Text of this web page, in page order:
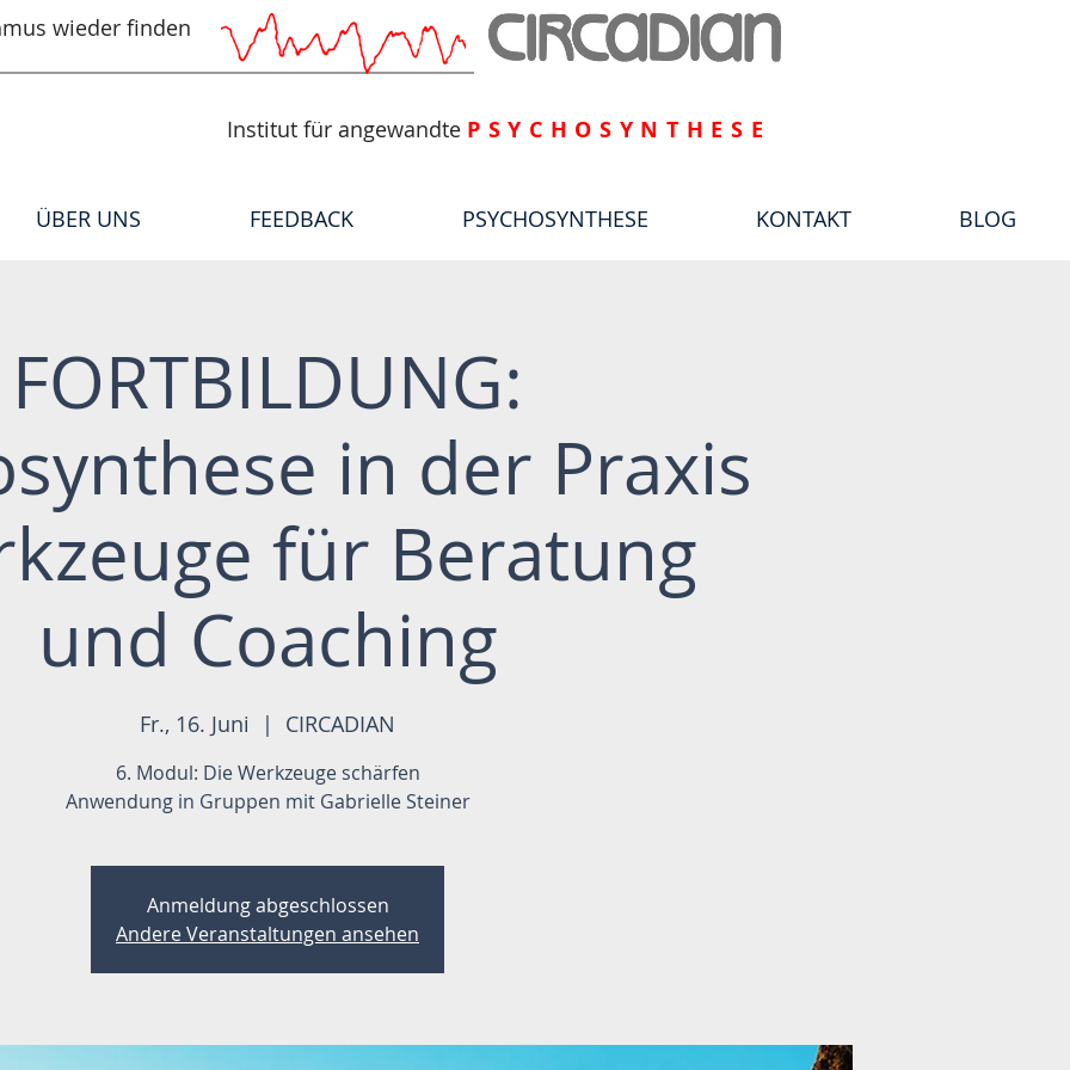
wieder finden
Institut für angewandte PSYCHOSYNTHESE
ÜBER UNS FEEDBACK PSYCHOSYNTHESE KONTAKT BLOG
FORTBILDUNG:
in der Praxis
für Beratung
und Coaching
Fr., 16. Juni
  |
CIRCADIAN
6. Modul: Die Werkzeuge schärfen
Anwendung in Gruppen mit Gabrielle Steiner
Anmeldung abgeschlossen
Andere Veranstaltungen ansehen